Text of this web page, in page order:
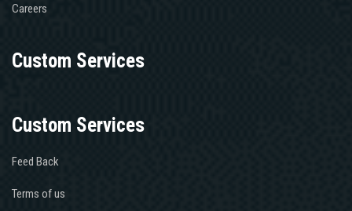
Careers
Custom Services
Custom Services
Feed Back
Terms of us